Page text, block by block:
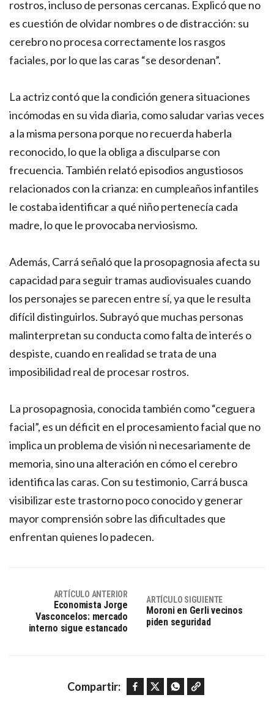
rostros, incluso de personas cercanas. Explicó que no
es cuestión de olvidar nombres o de distracción: su
cerebro no procesa correctamente los rasgos
faciales, por lo que las caras “se desordenan”.
La actriz contó que la condición genera situaciones
incómodas en su vida diaria, como saludar varias veces
a la misma persona porque no recuerda haberla
reconocido, lo que la obliga a disculparse con
frecuencia. También relató episodios angustiosos
relacionados con la crianza: en cumpleaños infantiles
le costaba identificar a qué niño pertenecía cada
madre, lo que le provocaba nerviosismo.
Además, Carrá señaló que la prosopagnosia afecta su
capacidad para seguir tramas audiovisuales cuando
los personajes se parecen entre sí, ya que le resulta
difícil distinguirlos. Subrayó que muchas personas
malinterpretan su conducta como falta de interés o
despiste, cuando en realidad se trata de una
imposibilidad real de procesar rostros.
La prosopagnosia, conocida también como “ceguera
facial”, es un déficit en el procesamiento facial que no
implica un problema de visión ni necesariamente de
memoria, sino una alteración en cómo el cerebro
identifica las caras. Con su testimonio, Carrá busca
visibilizar este trastorno poco conocido y generar
mayor comprensión sobre las dificultades que
enfrentan quienes lo padecen.
ARTÍCULO ANTERIOR
Economista Jorge
Vasconcelos: mercado
interno sigue estancado
ARTÍCULO SIGUIENTE
Moroni en Gerli vecinos
piden seguridad
Compartir: Facebook Twitter WhatsApp Copy link